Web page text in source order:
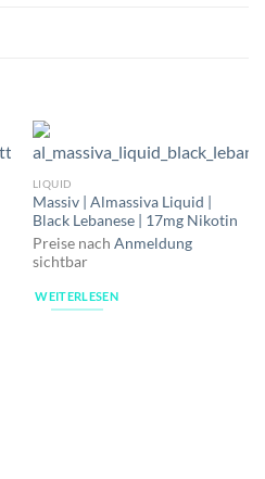
LIQUID
Massiv | Almassiva Liquid |
Black Lebanese | 17mg Nikotin
Preise nach Anmeldung
sichtbar
WEITERLESEN